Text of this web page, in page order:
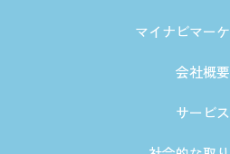
マイナビマー
会社概要
サービス